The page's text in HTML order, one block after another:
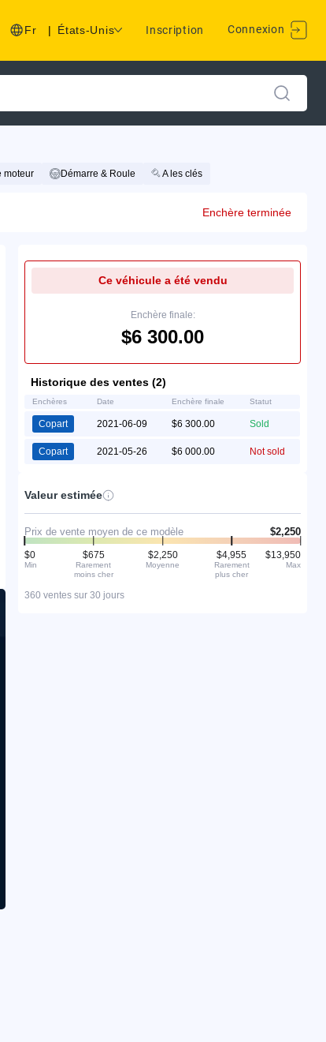
Fr | États-Unis Inscription Connexion
moteur Démarre & Roule A les clés
Enchère terminée
Ce véhicule a été vendu
Enchère finale:
$6 300.00
Historique des ventes (2)
Enchères Date Enchère finale Statut
Copart 2021-06-09 $6 300.00 Sold
Copart 2021-05-26 $6 000.00 Not sold
Valeur estimée
Prix de vente moyen de ce modèle $2,250
$0
Min
$675
Rarement
moins cher
$2,250
Moyenne
$4,955
Rarement
plus cher
$13,950
Max
360 ventes sur 30 jours